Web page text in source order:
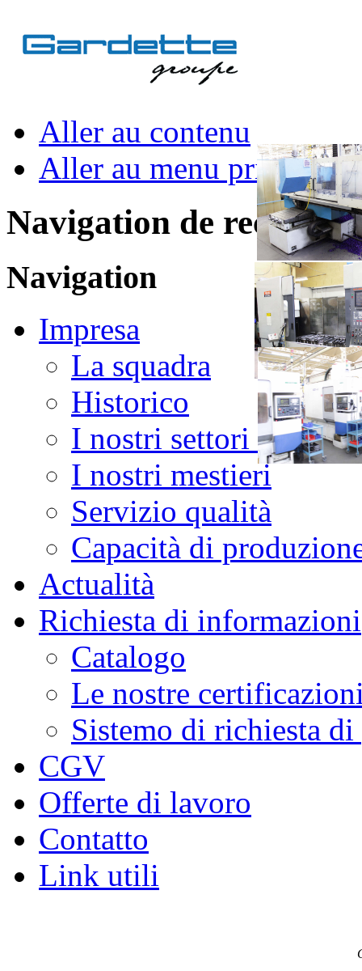
Aller au contenu
Aller au menu principal
Navigation de
Navigation
Impresa
La squadra
Historico
I nostri settori
I nostri mestieri
Servizio qualità
Capacità di
Actualità
Richiesta di informazioni
Catalogo
Le nostre
Sistemo di richiesta di
CGV
Offerte di lavoro
Contatto
Link utili